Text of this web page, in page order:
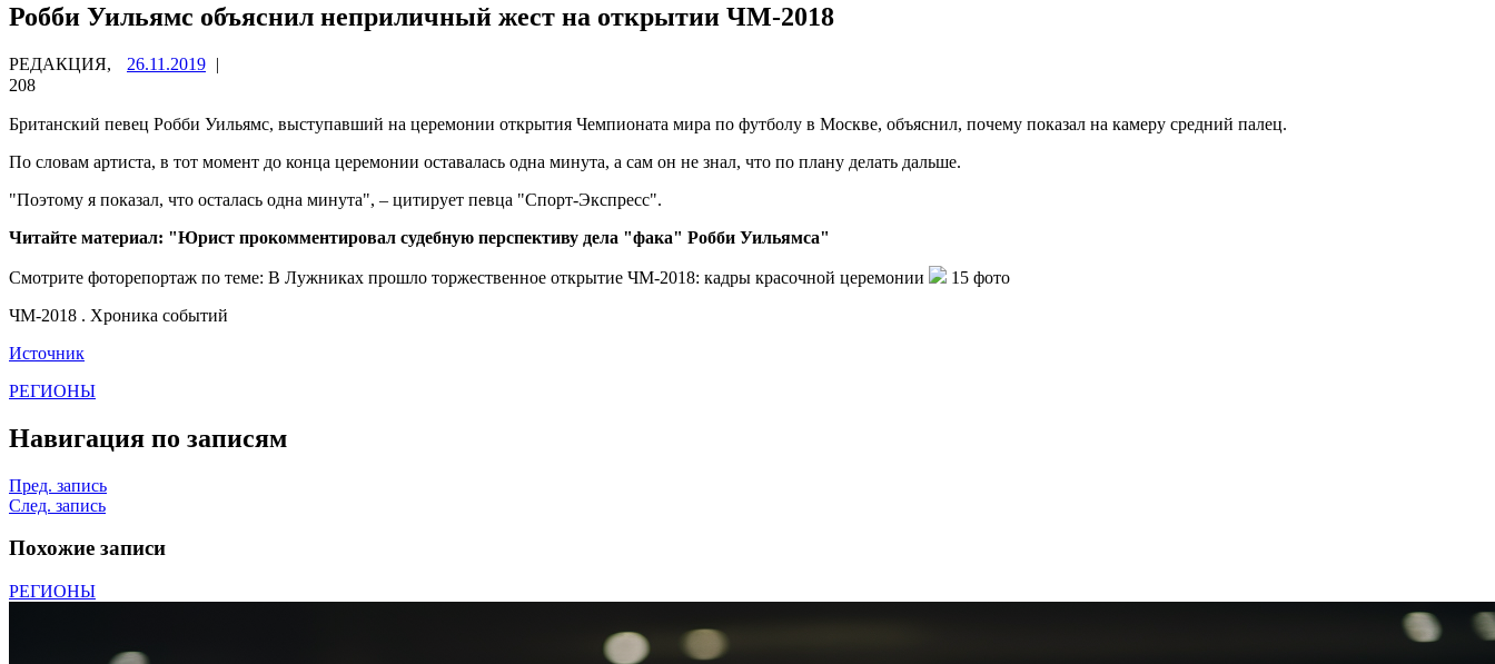
Робби Уильямс объяснил неприличный жест на открытии ЧМ-2018
РЕДАКЦИЯ, 26.11.2019 |
208
Британский певец Робби Уильямс, выступавший на церемонии открытия Чемпионата мира по футболу в Москве, объяснил, почему показал на камеру средний палец.
По словам артиста, в тот момент до конца церемонии оставалась одна минута, а сам он не знал, что по плану делать дальше.
"Поэтому я показал, что осталась одна минута", – цитирует певца "Спорт-Экспресс".
Читайте материал: "Юрист прокомментировал судебную перспективу дела "фака" Робби Уильямса"
Смотрите фоторепортаж по теме: В Лужниках прошло торжественное открытие ЧМ-2018: кадры красочной церемонии
15 фото
ЧМ-2018 . Хроника событий
Источник
РЕГИОНЫ
Навигация по записям
Пред. запись
След. запись
Похожие записи
РЕГИОНЫ